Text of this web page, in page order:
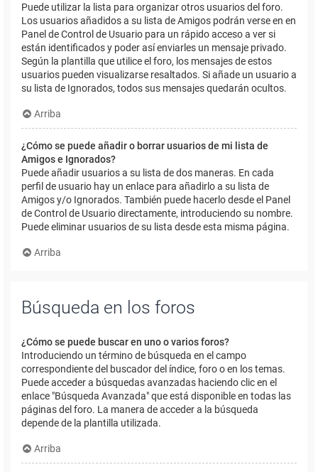
Puede utilizar la lista para organizar otros usuarios del foro.
Los usuarios añadidos a su lista de Amigos podrán verse en en
Panel de Control de Usuario para un rápido acceso a ver si
están identificados y poder así enviarles un mensaje privado.
Según la plantilla que utilice el foro, los mensajes de estos
usuarios pueden visualizarse resaltados. Si añade un usuario a
su lista de Ignorados, todos sus mensajes quedarán ocultos.
Arriba
¿Cómo se puede añadir o borrar usuarios de mi lista de
Amigos e Ignorados?
Puede añadir usuarios a su lista de dos maneras. En cada
perfil de usuario hay un enlace para añadirlo a su lista de
Amigos y/o Ignorados. También puede hacerlo desde el Panel
de Control de Usuario directamente, introduciendo su nombre.
Puede eliminar usuarios de su lista desde esta misma página.
Arriba
Búsqueda en los foros
¿Cómo se puede buscar en uno o varios foros?
Introduciendo un término de búsqueda en el campo
correspondiente del buscador del índice, foro o en los temas.
Puede acceder a búsquedas avanzadas haciendo clic en el
enlace "Búsqueda Avanzada" que está disponible en todas las
páginas del foro. La manera de acceder a la búsqueda
depende de la plantilla utilizada.
Arriba